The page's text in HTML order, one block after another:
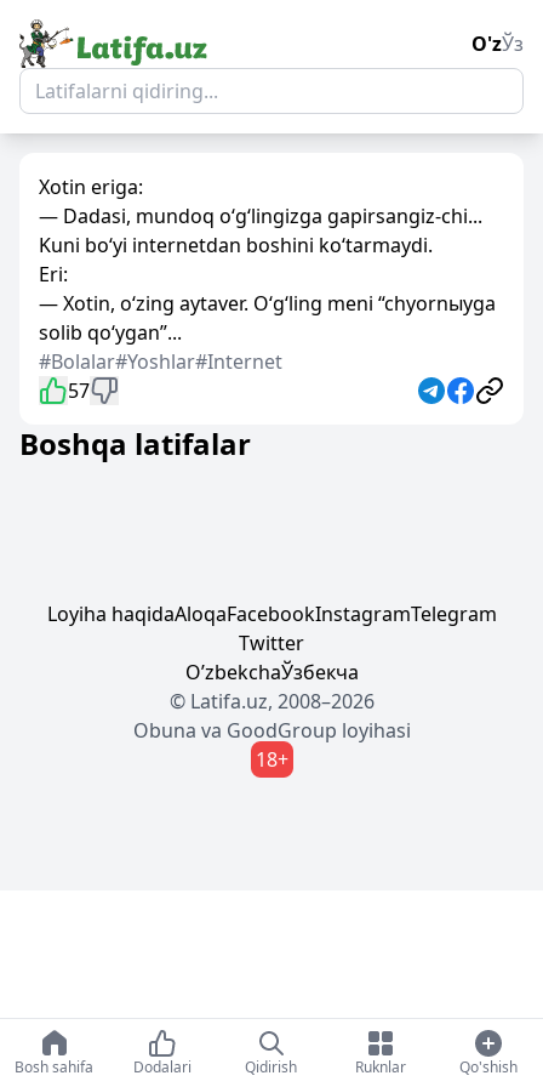
O'zЎз
Xotin eriga:
— Dadasi, mundoq o‘g‘lingizga gapirsangiz-chi...
Kuni bo‘yi internetdan boshini ko‘tarmaydi.
Eri:
— Xotin, o‘zing aytaver. O‘g‘ling meni “chyornыyga
solib qo‘ygan”...
#Bolalar#Yoshlar#Internet
57
Boshqa latifalar
Loyiha haqidaAloqaFacebookInstagramTelegram
Twitter
OʼzbekchaЎзбекча
© Latifa.uz, 2008–2026
Obuna va GoodGroup loyihasi
18+
Bosh sahifa Dodalari Qidirish Ruknlar Qo'shish